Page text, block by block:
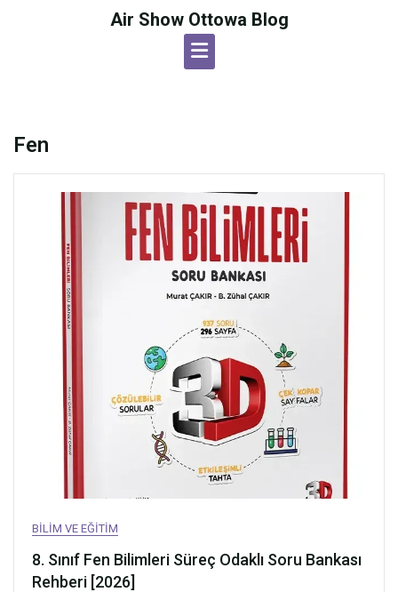
Air Show Ottowa Blog
Fen
BILIM VE EĞITIM
8. Sınıf Fen Bilimleri Süreç Odaklı Soru Bankası
Rehberi [2026]